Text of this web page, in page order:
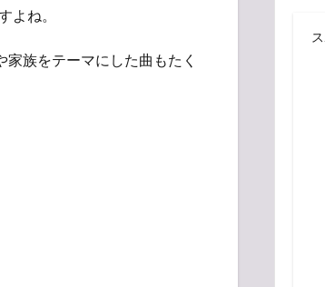
よね。
族をテーマにした曲もたく